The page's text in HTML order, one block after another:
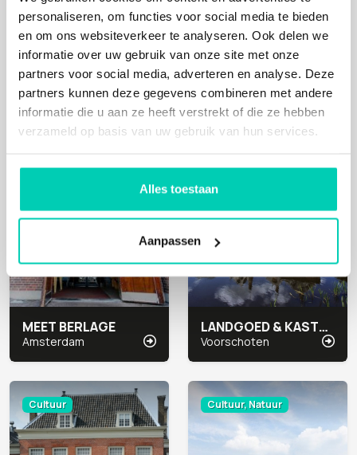
personaliseren, om functies voor social media te bieden
en om ons websiteverkeer te analyseren. Ook delen we
informatie over uw gebruik van onze site met onze
partners voor social media, adverteren en analyse. Deze
partners kunnen deze gegevens combineren met andere
informatie die u aan ze heeft verstrekt of die ze hebben
verzameld op basis van uw gebruik van hun services.
Alles toestaan
Aanpassen
ANAFORA PARKRESTAURANT & EVENTS
Utrecht
Q-FACTORY
Amsterdam
MEET BERLAGE
Amsterdam
LANDGOED & KASTEEL DUIVENVOORDE
Voorschoten
Cultuur Cultuur, Natuur